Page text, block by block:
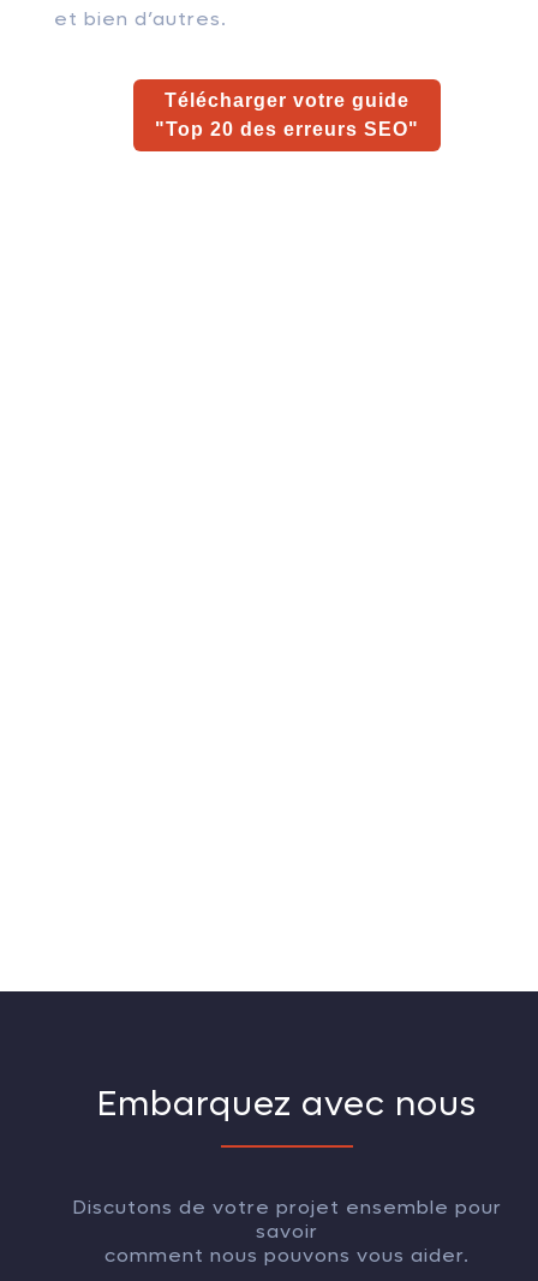
et bien d’autres.
Télécharger votre guide
"Top 20 des erreurs SEO"
Embarquez avec nous
Discutons de votre projet ensemble pour
savoir
comment nous pouvons vous aider.